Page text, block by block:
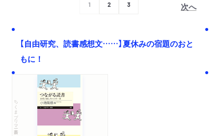
1 2 3 次へ
【自由研究、読書感想文……】夏休みの宿題のおと
もに！
ちくまプリマー新書